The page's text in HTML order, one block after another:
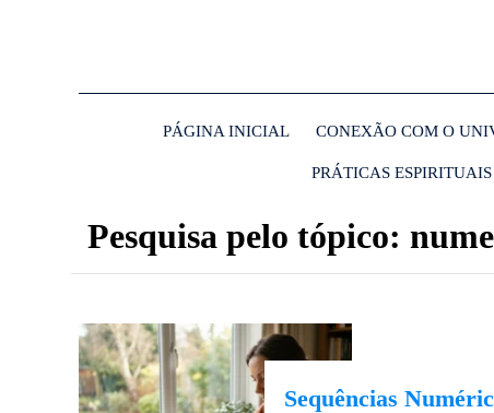
PÁGINA INICIAL CONEXÃO COM O
PRÁTICAS ESPIRITUAIS
Pesquisa pelo tópico:
Sequências